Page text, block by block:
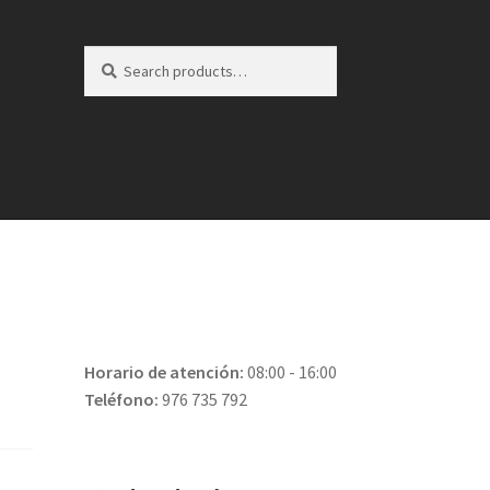
for:
Horario de atención: 08:00 - 16:00
Teléfono: 976 735 792